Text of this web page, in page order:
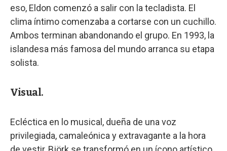
eso, Eldon comenzó a salir con la tecladista. El
clima íntimo comenzaba a cortarse con un cuchillo.
Ambos terminan abandonando el grupo. En 1993, la
islandesa más famosa del mundo arranca su etapa
solista.
Visual.
Ecléctica en lo musical, dueña de una voz
privilegiada, camaleónica y extravagante a la hora